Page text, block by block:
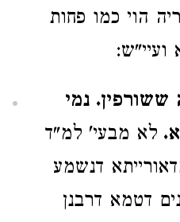
הוי כמו פחות
נמי
לא מבעי' למ"ד
דנשמע
דטמא דרבנן